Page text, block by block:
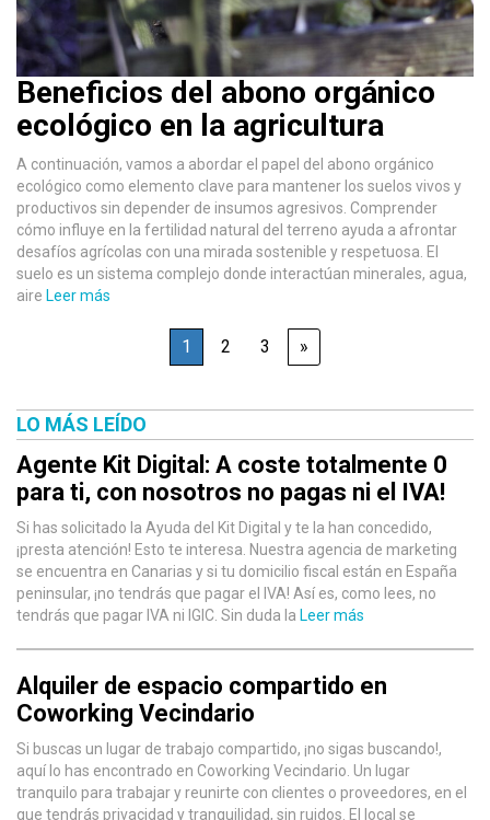
Beneficios del abono orgánico
ecológico en la agricultura
A continuación, vamos a abordar el papel del abono orgánico
ecológico como elemento clave para mantener los suelos vivos y
productivos sin depender de insumos agresivos. Comprender
cómo influye en la fertilidad natural del terreno ayuda a afrontar
desafíos agrícolas con una mirada sostenible y respetuosa. El
suelo es un sistema complejo donde interactúan minerales, agua,
aire Leer más
1 2 3 »
LO MÁS LEÍDO
Agente Kit Digital: A coste totalmente 0
para ti, con nosotros no pagas ni el IVA!
Si has solicitado la Ayuda del Kit Digital y te la han concedido,
¡presta atención! Esto te interesa. Nuestra agencia de marketing
se encuentra en Canarias y si tu domicilio fiscal están en España
peninsular, ¡no tendrás que pagar el IVA! Así es, como lees, no
tendrás que pagar IVA ni IGIC. Sin duda la Leer más
Alquiler de espacio compartido en
Coworking Vecindario
Si buscas un lugar de trabajo compartido, ¡no sigas buscando!,
aquí lo has encontrado en Coworking Vecindario. Un lugar
tranquilo para trabajar y reunirte con clientes o proveedores, en el
que tendrás privacidad y tranquilidad, sin ruidos. El local se